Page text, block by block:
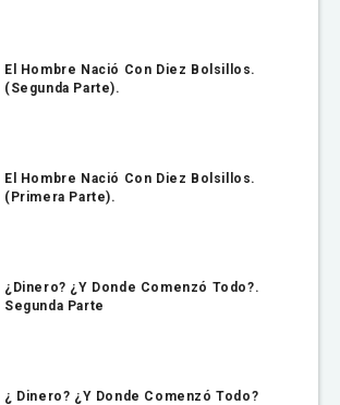
El Hombre Nació Con Diez Bolsillos.
(Segunda Parte).
El Hombre Nació Con Diez Bolsillos.
(Primera Parte).
¿Dinero? ¿Y Donde Comenzó Todo?.
Segunda Parte
¿ Dinero? ¿Y Donde Comenzó Todo?